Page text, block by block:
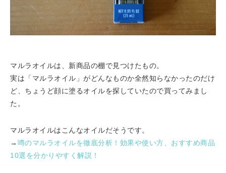
マルラオイルは、新商品の棚で見つけたもの。
実は「マルラオイル」がどんなものか全然知らなかったのだけ
ど、ちょうど顔に塗るオイルを探していたので買ってみまし
た。
マルラオイルはこんなオイルだそうです。
→ 噂のマルラオイルを徹底分析！効果や使い方、おすすめ商品
10選を分かりやすく解説！